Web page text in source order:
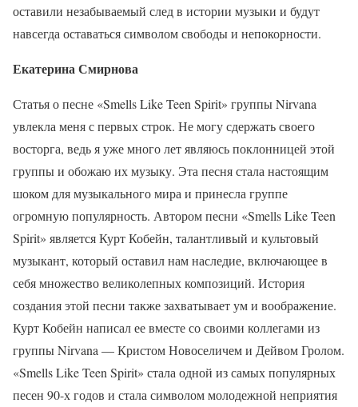
оставили незабываемый след в истории музыки и будут
навсегда оставаться символом свободы и непокорности.
Екатерина Смирнова
Статья о песне «Smells Like Teen Spirit» группы Nirvana
увлекла меня с первых строк. Не могу сдержать своего
восторга, ведь я уже много лет являюсь поклонницей этой
группы и обожаю их музыку. Эта песня стала настоящим
шоком для музыкального мира и принесла группе
огромную популярность. Автором песни «Smells Like Teen
Spirit» является Курт Кобейн, талантливый и культовый
музыкант, который оставил нам наследие, включающее в
себя множество великолепных композиций. История
создания этой песни также захватывает ум и воображение.
Курт Кобейн написал ее вместе со своими коллегами из
группы Nirvana — Кристом Новоселичем и Дейвом Гролом.
«Smells Like Teen Spirit» стала одной из самых популярных
песен 90-х годов и стала символом молодежной неприятия